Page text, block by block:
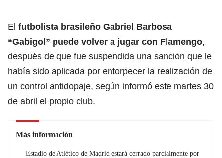
El futbolista brasileño Gabriel Barbosa
“Gabigol” puede volver a jugar con Flamengo,
después de que fue suspendida una sanción que le
había sido aplicada por entorpecer la realización de
un control antidopaje, según informó este martes 30
de abril el propio club.
Más información
Estadio de Atlético de Madrid estará cerrado parcialmente por